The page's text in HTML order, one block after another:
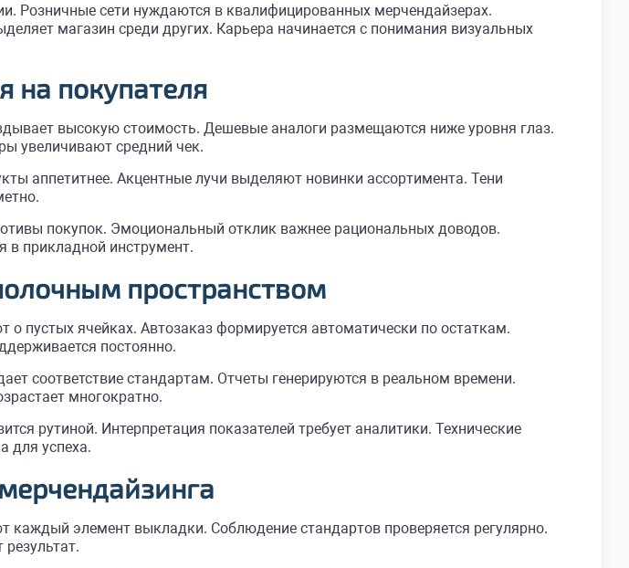
Розничные сети нуждаются в квалифицированных мерчендайзерах.
магазин среди других. Карьера начинается с понимания визуальных
на покупателя
высокую стоимость. Дешевые аналоги размещаются ниже уровня глаз.
увеличивают средний чек.
аппетитнее. Акцентные лучи выделяют новинки ассортимента. Тени
покупок. Эмоциональный отклик важнее рациональных доводов.
в прикладной инструмент.
пространством
пустых ячейках. Автозаказ формируется автоматически по остаткам.
постоянно.
соответствие стандартам. Отчеты генерируются в реальном времени.
многократно.
рутиной. Интерпретация показателей требует аналитики. Технические
для успеха.
каждый элемент выкладки. Соблюдение стандартов проверяется регулярно.